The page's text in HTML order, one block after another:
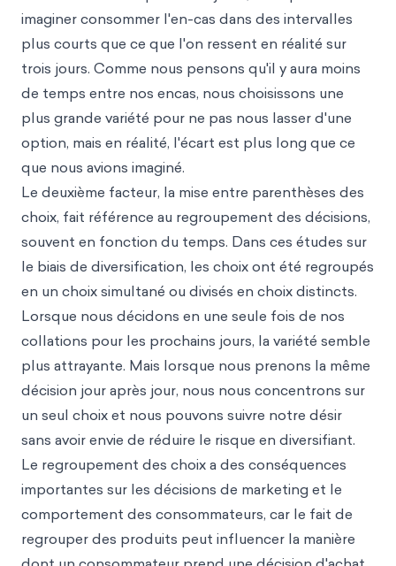
imaginer consommer l'en-cas dans des intervalles
plus courts que ce que l'on ressent en réalité sur
trois jours. Comme nous pensons qu'il y aura moins
de temps entre nos encas, nous choisissons une
plus grande variété pour ne pas nous lasser d'une
option, mais en réalité, l'écart est plus long que ce
que nous avions imaginé.
Le deuxième facteur, la mise entre parenthèses des
choix, fait référence au regroupement des décisions,
souvent en fonction du temps. Dans ces études sur
le biais de diversification, les choix ont été regroupés
en un choix simultané ou divisés en choix distincts.
Lorsque nous décidons en une seule fois de nos
collations pour les prochains jours, la variété semble
plus attrayante. Mais lorsque nous prenons la même
décision jour après jour, nous nous concentrons sur
un seul choix et nous pouvons suivre notre désir
sans avoir envie de réduire le risque en diversifiant.
Le regroupement des choix a des conséquences
importantes sur les décisions de marketing et le
comportement des consommateurs, car le fait de
regrouper des produits peut influencer la manière